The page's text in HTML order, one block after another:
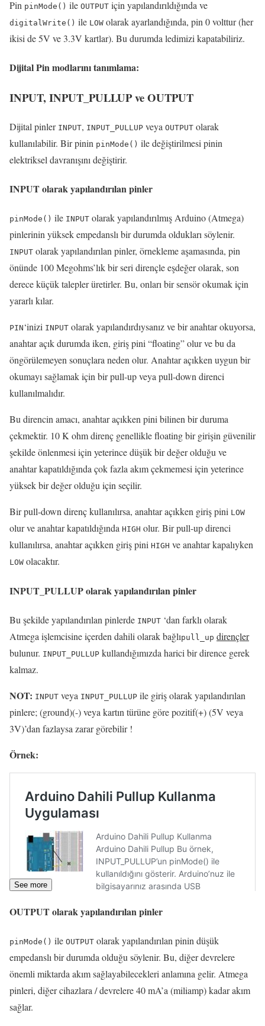
Pin pinMode () ile OUTPUT için yapılandırıldığında ve
digitalWrite () ile LOW olarak ayarlandığında, pin 0 volttur (her
ikisi de 5V ve 3.3V kartlar). Bu durumda ledimizi kapatabiliriz.
Dijital Pin modlarını tanımlama:
INPUT, INPUT_PULLUPveOUTPUT
Dijital pinler INPUT, INPUT_PULLUP veya OUTPUT olarak
kullanılabilir. Bir pinin pinMode () ile değiştirilmesi pinin
elektriksel davranışını değiştirir.
INPUTolarak yapılandırılan pinler
pinMode () ile INPUT olarak yapılandırılmış Arduino (Atmega)
pinlerinin yüksek empedanslı bir durumda oldukları söylenir.
INPUT olarak yapılandırılan pinler, örnekleme aşamasında, pin
önünde 100 Megohms’lık bir seri dirençle eşdeğer olarak, son
derece küçük talepler üretirler. Bu, onları bir sensör okumak için
yararlı kılar.
PIN ‘inizi INPUT olarak yapılandırdıysanız ve bir anahtar okuyorsa,
anahtar açık durumda iken, giriş pini “floating” olurve bu da
öngörülemeyensonuçlara neden olur. Anahtar açıkken uygun bir
okumayı sağlamak için birpull-upveyapull-downdirenci
kullanılmalıdır.
Bu direncin amacı, anahtar açıkken pini bilinen bir duruma
çekmektir. 10 K ohm direnç genellikle floating bir girişin güvenilir
şekilde önlenmesi için yeterince düşük bir değer olduğu ve
anahtar kapatıldığında çok fazla akım çekmemesi için yeterince
yüksek bir değer olduğu için seçilir.
Birpull-downdirenç kullanılırsa, anahtar açıkken giriş pini LOW
olur ve anahtar kapatıldığında HIGH olur. Birpull-updirenci
kullanılırsa, anahtar açıkken giriş pini HIGH ve anahtar kapalıyken
LOW olacaktır.
INPUT_PULLUPolarak yapılandırılan pinler
Bu şekilde yapılandırılan pinlerde INPUT ‘dan farklı olarak
Atmega işlemcisine içerden dahili olarak bağlıpull_up dirençler
bulunur. INPUT_PULLUP kullandığımızda harici bir dirence gerek
kalmaz.
NOT: INPUT veya INPUT_PULLUP ile giriş olarak yapılandırılan
pinlere; (ground)(-) veya kartın türüne göre pozitif(+) (5V veya
3V)’dan fazlaysa zarar görebilir !
Örnek:
See more
OUTPUTolarak yapılandırılan pinler
pinMode () ile OUTPUT olarak yapılandırılan pinin düşük
empedanslı bir durumda olduğu söylenir. Bu, diğer devrelere
önemli miktarda akım sağlayabilecekleri anlamına gelir. Atmega
pinleri, diğer cihazlara / devrelere 40 mA’a (miliamp) kadar akım
sağlar.